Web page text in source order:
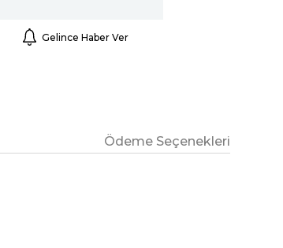
Gelince Haber Ver
Ödeme Seçenekleri